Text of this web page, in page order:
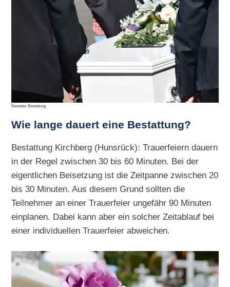
Bestatter Bestattung
Wie lange dauert eine Bestattung?
Bestattung Kirchberg (Hunsrück): Trauerfeiern dauern
in der Regel zwischen 30 bis 60 Minuten. Bei der
eigentlichen Beisetzung ist die Zeitpanne zwischen 20
bis 30 Minuten. Aus diesem Grund sollten die
Teilnehmer an einer Trauerfeier ungefähr 90 Minuten
einplanen. Dabei kann aber ein solcher Zeitablauf bei
einer individuellen Trauerfeier abweichen.